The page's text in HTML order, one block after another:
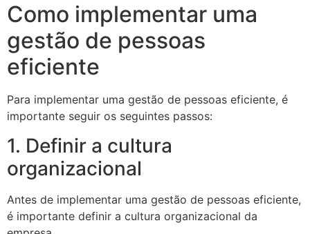
Como implementar uma
gestão de pessoas
eficiente
Para implementar uma gestão de pessoas eficiente, é
importante seguir os seguintes passos:
1. Definir a cultura
organizacional
Antes de implementar uma gestão de pessoas eficiente,
é importante definir a cultura organizacional da